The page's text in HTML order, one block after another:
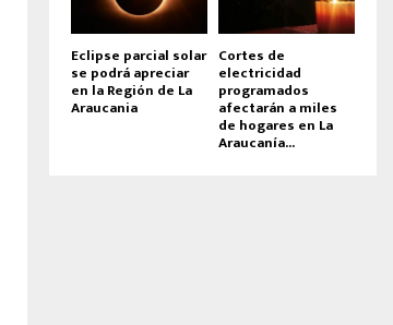
Eclipse parcial solar
se podrá apreciar
en la Región de La
Araucania
Cortes de
electricidad
programados
afectarán a miles
de hogares en La
Araucanía...